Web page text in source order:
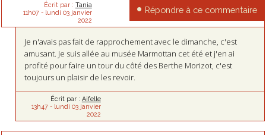
Écrit par : Tania
11h07- lundi 03 janvier
2022
Répondre à ce commentaire
Je n'avais pas fait de rapprochement avec le dimanche, c'est
amusant. Je suis allée au musée Marmottan cet été et j'en ai
profité pour faire un tour du côté des Berthe Morizot, c'est
toujours un plaisir de les revoir.
Écrit par : Aifelle
13h47- lundi 03 janvier
2022